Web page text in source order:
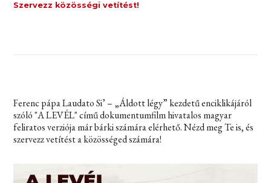
Szervezz közösségi vetítést!
Ferenc pápa Laudato Si’ – „Áldott légy” kezdetű enciklikájáról
szóló "A LEVÉL" című dokumentumfilm hivatalos magyar
feliratos verziója már bárki számára elérhető. Nézd meg Te is, és
szervezz vetítést a közösséged számára!